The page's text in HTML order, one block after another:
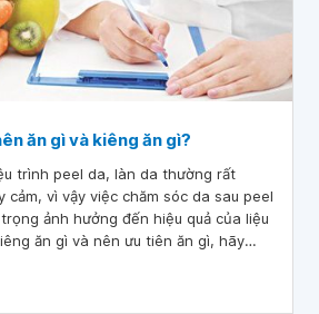
ăn gì và kiêng ăn gì?
trình peel da, làn da thường rất
da sau peel
ảnh hưởng đến hiệu quả của liệu
ăn gì và nên ưu tiên ăn gì, hãy